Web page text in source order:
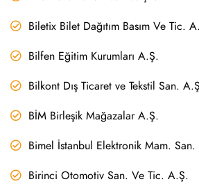
Biletix Bilet Dağıtım Basım Ve Tic.
Bilfen Eğitim Kurumları A.Ş.
Bilkont Dış Ticaret ve Tekstil San.
BİM Birleşik Mağazalar A.Ş.
Bimel İstanbul Elektronik Mam. San.
Birinci Otomotiv San. Ve Tic. A.Ş.